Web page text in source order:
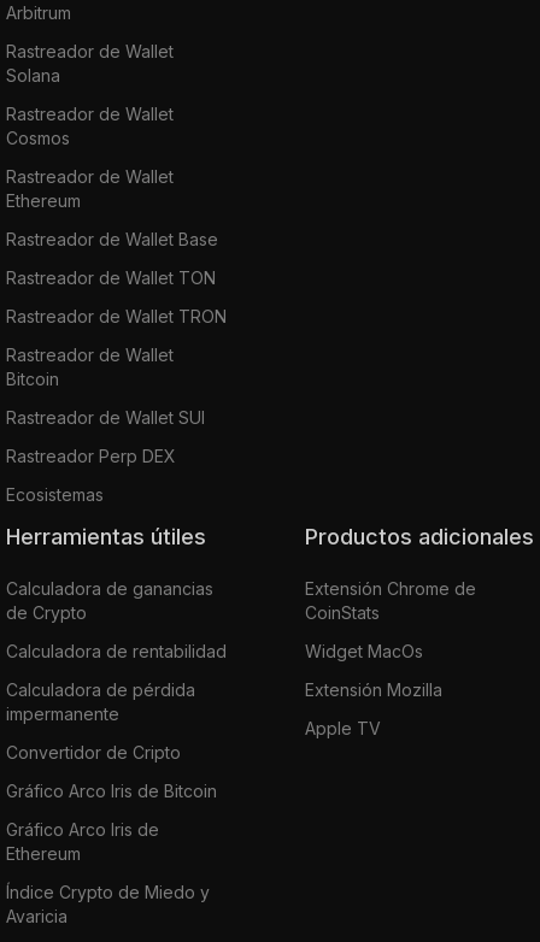
Arbitrum
Rastreador de Wallet
Solana
Rastreador de Wallet
Cosmos
Rastreador de Wallet
Ethereum
Rastreador de Wallet Base
Rastreador de Wallet TON
Rastreador de Wallet TRON
Rastreador de Wallet
Bitcoin
Rastreador de Wallet SUI
Rastreador Perp DEX
Ecosistemas
Herramientas útiles
Calculadora de ganancias
de Crypto
Calculadora de rentabilidad
Calculadora de pérdida
impermanente
Convertidor de Cripto
Gráfico Arco Iris de Bitcoin
Gráfico Arco Iris de
Ethereum
Índice Crypto de Miedo y
Avaricia
Productos adicionales
Extensión Chrome de
CoinStats
Widget MacOs
Extensión Mozilla
Apple TV